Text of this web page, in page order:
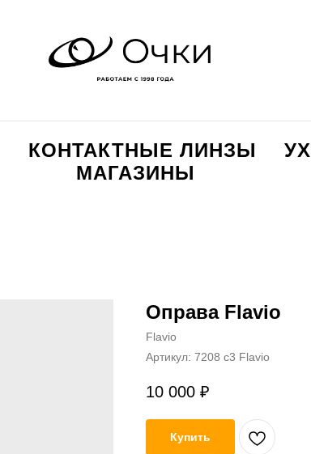
КОНТАКТНЫЕ ЛИНЗЫ
МАГАЗИНЫ
Оправа Flavio
Flavio
Артикул: 7208 c3 Flavio
10 000 ₽
Купить